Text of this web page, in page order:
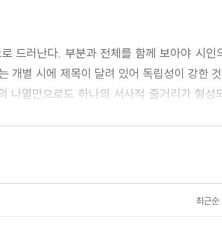
드러난다. 부분과 전체를 함께 보아야 시인
개별 시에 제목이 달려 있어 독립성이 강한
열만으로도 하나의 서사적 줄거리가 형성
여 주고 있으며, 단편적 연상이 나열된 산문
른 주제로 이어진다. 이러한 연상 작용을
최근순